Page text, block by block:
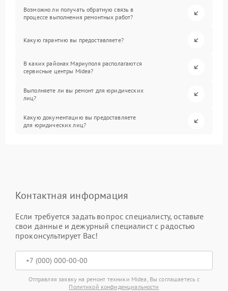
Возможно ли получать обратную связь в
процессе выполнения ремонтных работ?
Какую гарантию вы предоставляете?
В каких районах Мариуполя располагаются
сервисные центры Midea?
Выполняете ли вы ремонт для юридических
лиц?
Какую документацию вы предоставляете
для юридических лиц?
Контактная информация
Если требуется задать вопрос специалисту, оставьте
свои данные и дежурный специалист с радостью
проконсультирует Вас!
Отправляя заявку на ремонт техники Midea, Вы соглашаетесь с
Политикой конфиденциальности